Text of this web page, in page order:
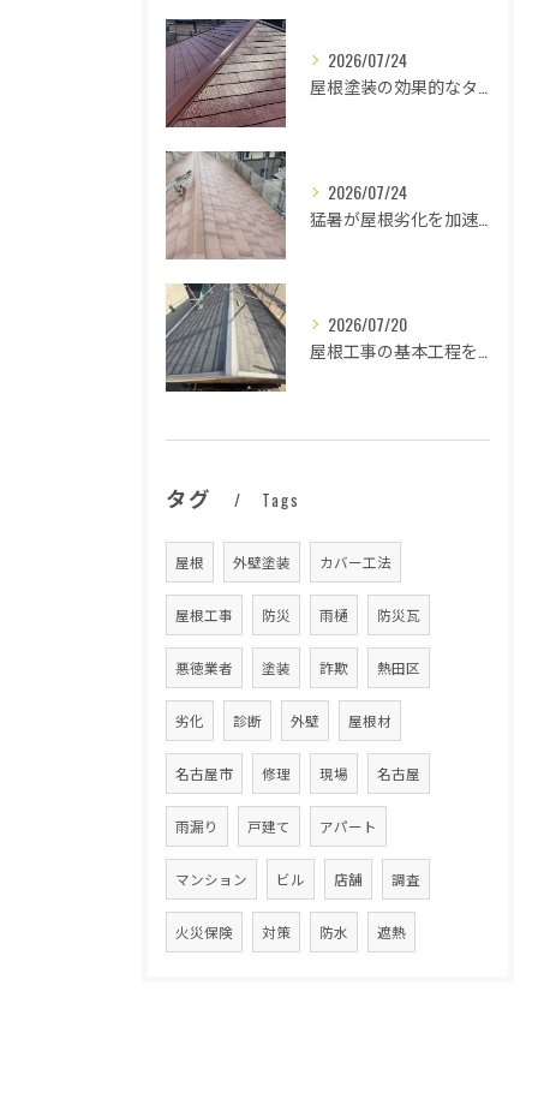
2026/07/24
2026/07/24
2026/07/20
タグ Tags
屋根 外壁塗装 カバー工法
屋根工事 防災 雨樋 防災瓦
悪徳業者 塗装 詐欺 熱田区
劣化 診断 外壁 屋根材
名古屋市 修理 現場 名古屋
雨漏り 戸建て アパート
マンション ビル 店舗 調査
火災保険 対策 防水 遮熱